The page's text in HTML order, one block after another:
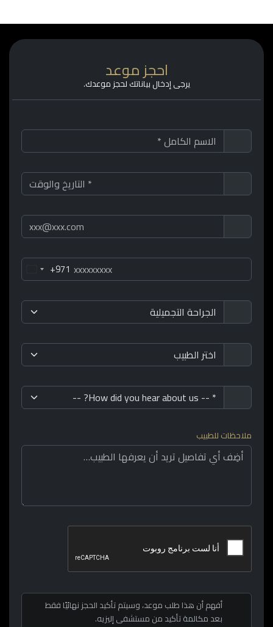
احجز موعد
يرجى إدخال بياناتك لحجز موعدك.
+971
ملاحظات للطبيب
أفهم أن هذا طلب موعد، وسيتم تأكيد الحجز نهائيًا فقط
بعد مكالمة تأكيد من مستشفى إليزيه.